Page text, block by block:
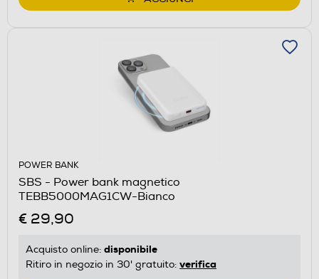
POWER BANK
SBS - Power bank magnetico
TEBB5000MAG1CW-Bianco
€ 29,90
Acquisto online: disponibile
Ritiro in negozio in 30' gratuito: verifica